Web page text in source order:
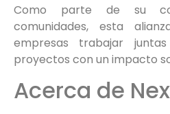
Como parte de su
comunidades, esta
empresas trabajar
proyectos con un impacto
Acerca de